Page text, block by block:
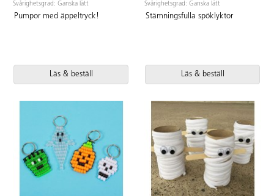
Svårighetsgrad: Ganska lätt
Pumpor med äppeltryck!
Läs & beställ
Svårighetsgrad: Ganska lätt
Stämningsfulla spöklyktor
Läs & beställ